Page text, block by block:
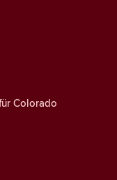
Colorado